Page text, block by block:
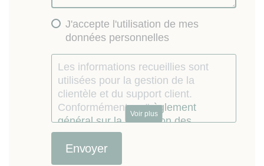
J'accepte l'utilisation de mes
données personnelles
Les informations recueillies sont
utilisées pour la gestion de la
clientèle et du support client.
Conformément au "règlement
général sur la protection des
données personnelles
pouvez exercer votre droit d'accès
aux données en contactant Lokizi
Voir plus